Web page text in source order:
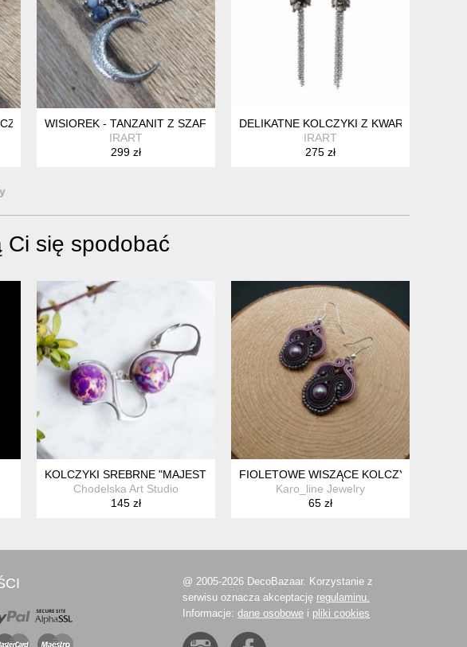
WISIOREK - TANZANIT Z SZAFIREM - KSIĘŻYC
IRART
299 zł
DELIKATNE KOLCZYKI Z KWARCU
IRART
275 zł
Ci się spodobać
KOLCZYKI SREBRNE "MAJESTIC VIOLET "
Chodelska Art Studio
145 zł
FIOLETOWE WISZĄCE KOLCZYKI SUTASZ
Karo_line Jewelry
65 zł
@ 2005-2026 DecoBazaar. Korzystanie z
serwisu oznacza akceptację regulaminu.
Informacje: dane osobowe i pliki cookies